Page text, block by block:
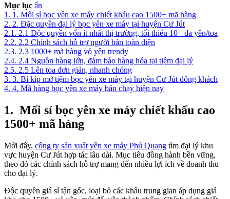
Mục lục ẩn
1. 1. Mối sỉ bọc yên xe máy chiết khấu cao 1500+ mã hàng
2. 2. Đặc quyền đại lý bọc yên xe máy tại huyện Cư Jút
2.1. 2.1 Độc quyền vốn ít nhất thị trường, tối thiểu 10+ da yên/toa
2.2. 2.2 Chính sách hỗ trợ người bán toàn diện
2.3. 2.3 1000+ mã hàng vỏ yên trendy
2.4. 2.4 Nguồn hàng lớn, đảm bảo hàng hóa tại tiệm đại lý
2.5. 2.5 Lên toa đơn giản, nhanh chóng
3. 3. Bí kíp mở tiệm bọc yên xe máy tại huyện Cư Jút đông khách
4. 4. Mã hàng bọc yên xe máy bán chạy hiện nay
1. Mối sỉ bọc yên xe máy chiết khấu cao
1500+ mã hàng
Mới đây, công ty sản xuất yên xe máy Phú Quang tìm đại lý khu
vực huyện Cư Jút hợp tác lâu dài. Mục tiêu đồng hành bền vững,
theo đó các chính sách hỗ trợ mang đến nhiều lợi ích về doanh thu
cho đại lý.
Độc quyền giá sỉ tận gốc, loại bỏ các khâu trung gian áp dụng giá